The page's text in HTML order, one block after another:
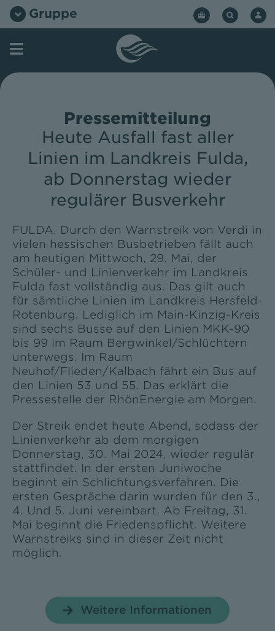
Zum
InhaltGruppe
Pressemitteilung
Heute Ausfall fast aller
Linien im Landkreis Fulda,
ab Donnerstag wieder
regulärer Busverkehr
FULDA. Durch den Warnstreik von Verdi in
vielen hessischen Busbetrieben fällt auch
am heutigen Mittwoch, 29. Mai, der
Schüler- und Linienverkehr im Landkreis
Fulda fast vollständig aus. Das gilt auch
für sämtliche Linien im Landkreis Hersfeld-
Rotenburg. Lediglich im Main-Kinzig-Kreis
sind sechs Busse auf den Linien MKK-90
bis 99 im Raum Bergwinkel/Schlüchtern
unterwegs. Im Raum
Neuhof/Flieden/Kalbach fährt ein Bus auf
den Linien 53 und 55. Das erklärt die
Pressestelle der RhönEnergie am Morgen.
Der Streik endet heute Abend, sodass der
Linienverkehr ab dem morgigen
Donnerstag, 30. Mai 2024, wieder regulär
stattfindet. In der ersten Juniwoche
beginnt ein Schlichtungsverfahren. Die
ersten Gespräche darin wurden für den 3.,
4. Und 5. Juni vereinbart. Ab Freitag, 31.
Mai beginnt die Friedenspflicht. Weitere
Warnstreiks sind in dieser Zeit nicht
möglich.
Weitere Informationen